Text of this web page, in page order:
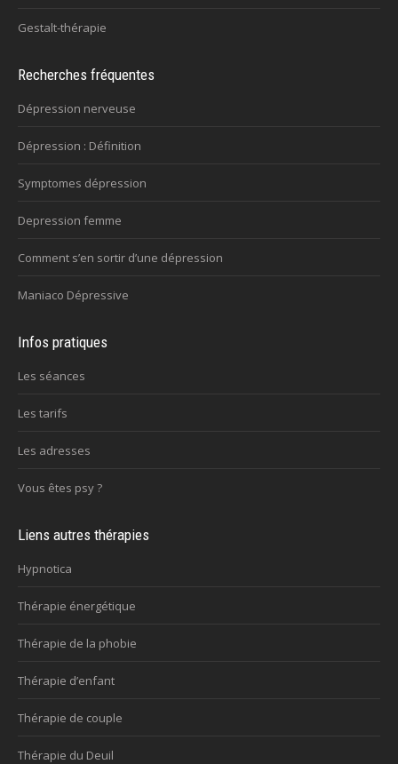
Gestalt-thérapie
Recherches fréquentes
Dépression nerveuse
Dépression : Définition
Symptomes dépression
Depression femme
Comment s’en sortir d’une dépression
Maniaco Dépressive
Infos pratiques
Les séances
Les tarifs
Les adresses
Vous êtes psy ?
Liens autres thérapies
Hypnotica
Thérapie énergétique
Thérapie de la phobie
Thérapie d’enfant
Thérapie de couple
Thérapie du Deuil